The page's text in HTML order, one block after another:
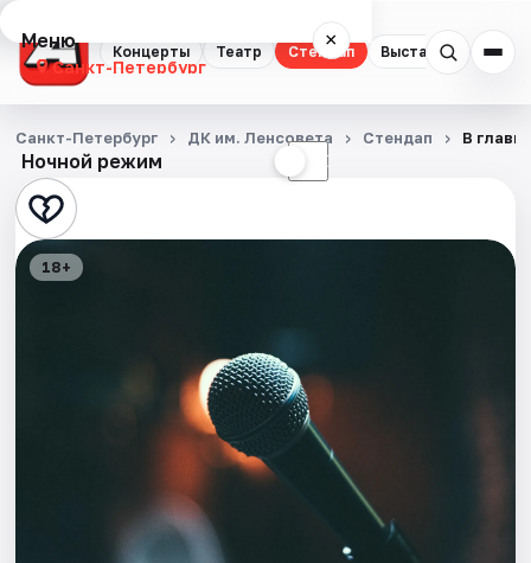
Концерты Театр Стендап Выставки
Меню ×
Санкт-Петербург
Концерты
Театр
Стендап
Ночной режим ☾
Санкт-Петербург ДК им. Ленсовета Стендап В
18+